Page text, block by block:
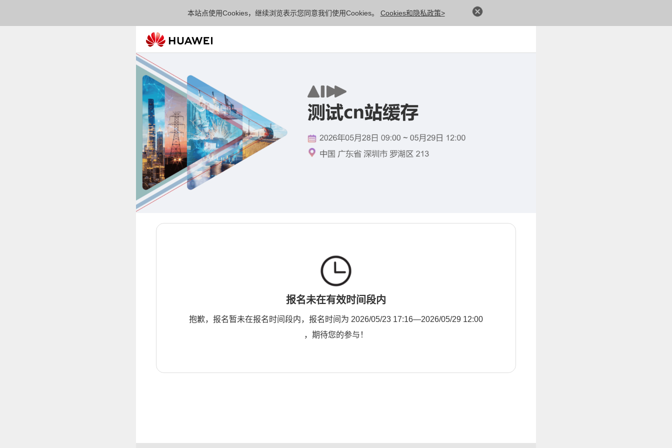
本站点使用Cookies，继续浏览表示您同意我们使用Cookies。 Cookies和隐私政策>
报名未在有效时间段内
抱歉，报名暂未在报名时间段内，报名时间为 2026/05/23 17:16—2026/05/29 12:00
，期待您的参与！